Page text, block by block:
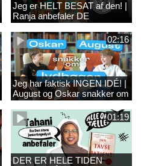
Jeg er HELT BESAT af den! |
Ranja anbefaler DE
BLODGYLDNE
02:16
Jeg har faktisk INGEN IDÉ! |
August og Oskar snakker om
lydbøger
01:19
DER ER HELE TIDEN